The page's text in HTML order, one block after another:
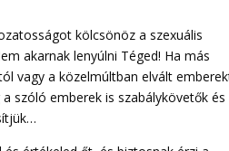
kölcsönöz a szexuális
akarnak lenyúlni Téged! Ha más
vagy a közelmúltban elvált
szóló emberek is szabálykövetők és